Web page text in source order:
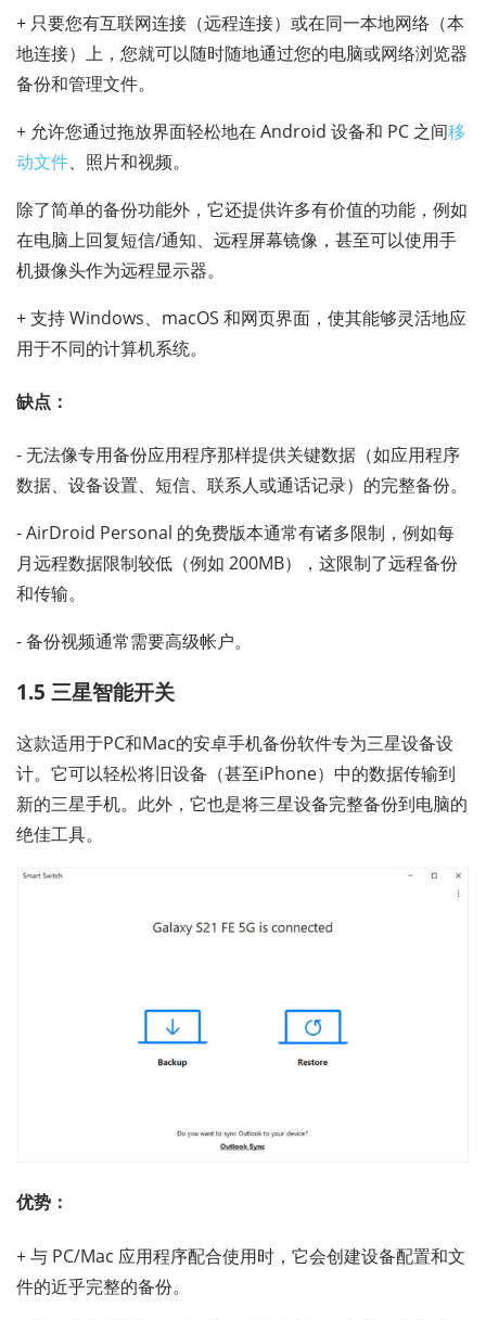
+ 只要您有互联网连接（远程连接）或在同一本地网络（本
地连接）上，您就可以随时随地通过您的电脑或网络浏览器
备份和管理文件。
+ 允许您通过拖放界面轻松地在 Android 设备和 PC 之间移
动文件、照片和视频。
除了简单的备份功能外，它还提供许多有价值的功能，例如
在电脑上回复短信/通知、远程屏幕镜像，甚至可以使用手
机摄像头作为远程显示器。
+ 支持 Windows、macOS 和网页界面，使其能够灵活地应
用于不同的计算机系统。
缺点：
- 无法像专用备份应用程序那样提供关键数据（如应用程序
数据、设备设置、短信、联系人或通话记录）的完整备份。
- AirDroid Personal 的免费版本通常有诸多限制，例如每
月远程数据限制较低（例如 200MB），这限制了远程备份
和传输。
- 备份视频通常需要高级帐户。
1.5 三星智能开关
这款适用于PC和Mac的安卓手机备份软件专为三星设备设
计。它可以轻松将旧设备（甚至iPhone）中的数据传输到
新的三星手机。此外，它也是将三星设备完整备份到电脑的
绝佳工具。
优势：
+ 与 PC/Mac 应用程序配合使用时，它会创建设备配置和文
件的近乎完整的备份。